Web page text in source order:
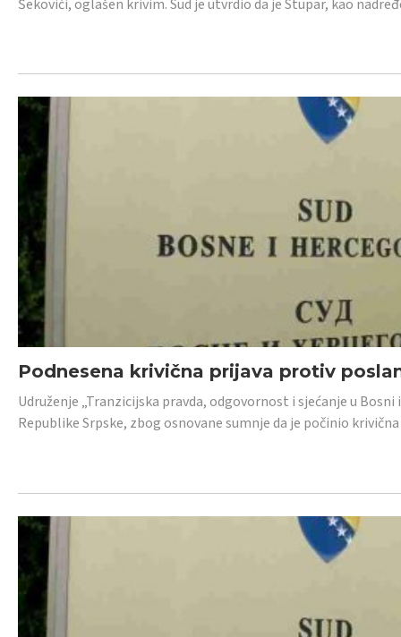
Šekovići, oglašen krivim. Sud je utvrdio da je Stupar, kao
Podnesena krivična prijava protiv
Udruženje „Tranzicijska pravda, odgovornost i sjećanje u
Republike Srpske, zbog osnovane sumnje da je počinio